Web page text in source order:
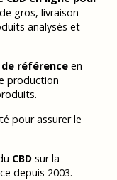
gros, livraison
analysés et
référenceen
production
pour assurer le
CBDsur la
depuis 2003.